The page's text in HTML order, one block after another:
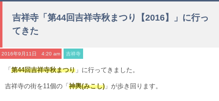
吉祥寺「第44回吉祥寺秋まつり【2016】」に行っ
てきた
2016年9月11日 4:20 am 吉祥寺
「 第44回吉祥寺秋まつり 」に行ってきました。
吉祥寺の街を11個の「 神輿(みこし) 」が歩き回ります。